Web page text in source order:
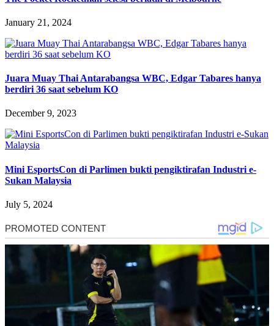
January 21, 2024
Juara Muay Thai Antarabangsa WBC, Edgar Tabares hanya
berdiri 36 saat sebelum KO
December 9, 2023
Mini EsportsCon di Parlimen bukti pengiktirafan Industri e-
Sukan Malaysia
July 5, 2024